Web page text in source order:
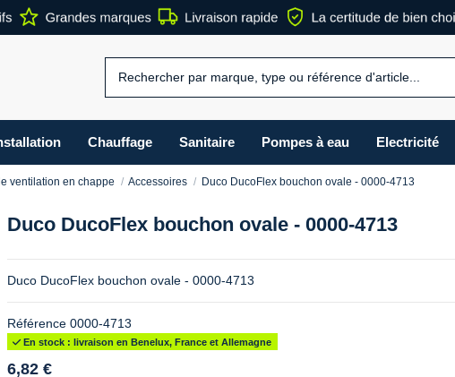
Chauffage Sanitaire Pompes à eau Electricité
ventilation en chappe Accessoires Duco DucoFlex bouchon ovale - 0000-4713
Duco DucoFlex bouchon ovale - 0000-4713
Duco DucoFlex bouchon ovale - 0000-4713
Référence 0000-4713
En stock : livraison en Benelux, France et Allemagne
6,82 €